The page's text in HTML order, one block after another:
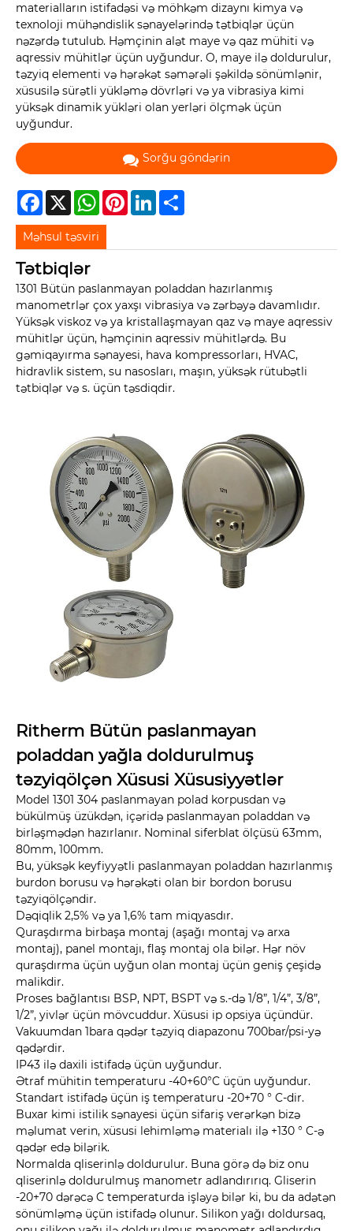
materialların istifadəsi və möhkəm dizaynı kimya və
texnoloji mühəndislik sənayelərində tətbiqlər üçün
nəzərdə tutulub. Həmçinin alət maye və qaz mühiti və
aqressiv mühitlər üçün uyğundur. O, maye ilə doldurulur,
təzyiq elementi və hərəkət səmərəli şəkildə sönümlənir,
xüsusilə sürətli yükləmə dövrləri və ya vibrasiya kimi
yüksək dinamik yükləri olan yerləri ölçmək üçün
uyğundur.
Sorğu göndərin
Facebook
X WhatsAppPinterestLinkedIn
Məhsul təsviri
Tətbiqlər
1301 Bütün paslanmayan poladdan hazırlanmış
manometrlər çox yaxşı vibrasiya və zərbəyə davamlıdır.
Yüksək viskoz və ya kristallaşmayan qaz və maye aqressiv
mühitlər üçün, həmçinin aqressiv mühitlərdə. Bu
gəmiqayırma sənayesi, hava kompressorları, HVAC,
hidravlik sistem, su nasosları, maşın, yüksək rütubətli
tətbiqlər və s. üçün təsdiqdir.
Ritherm Bütün paslanmayan
poladdan yağla doldurulmuş
təzyiqölçən Xüsusi Xüsusiyyətlər
Model 1301 304 paslanmayan polad korpusdan və
bükülmüş üzükdən, içəridə paslanmayan poladdan və
birləşmədən hazırlanır. Nominal siferblat ölçüsü 63mm,
80mm, 100mm.
Bu, yüksək keyfiyyətli paslanmayan poladdan hazırlanmış
burdon borusu və hərəkəti olan bir bordon borusu
təzyiqölçəndir.
Dəqiqlik 2,5% və ya 1,6% tam miqyasdır.
Quraşdırma birbaşa montaj (aşağı montaj və arxa
montaj), panel montajı, flaş montaj ola bilər. Hər növ
quraşdırma üçün uyğun olan montaj üçün geniş çeşidə
malikdir.
Proses bağlantısı BSP, NPT, BSPT və s.-də 1/8”, 1/4”, 3/8”,
1/2”, yivlər üçün mövcuddur. Xüsusi ip opsiya üçündür.
Vakuumdan 1bara qədər təzyiq diapazonu 700bar/psi-yə
qədərdir.
IP43 ilə daxili istifadə üçün uyğundur.
Ətraf mühitin temperaturu -40+60°C üçün uyğundur.
Standart istifadə üçün iş temperaturu -20+70 ° C-dir.
Buxar kimi istilik sənayesi üçün sifariş verərkən bizə
məlumat verin, xüsusi lehimləmə materialı ilə +130 ° C-ə
qədər edə bilərik.
Normalda qliserinlə doldurulur. Buna görə də biz onu
qliserinlə doldurulmuş manometr adlandırırıq. Gliserin
-20+70 dərəcə C temperaturda işləyə bilər ki, bu da adətən
sönümləmə üçün istifadə olunur. Silikon yağı doldursaq,